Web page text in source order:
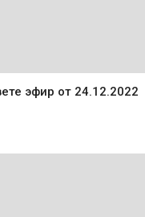
эфир от 24.12.2022